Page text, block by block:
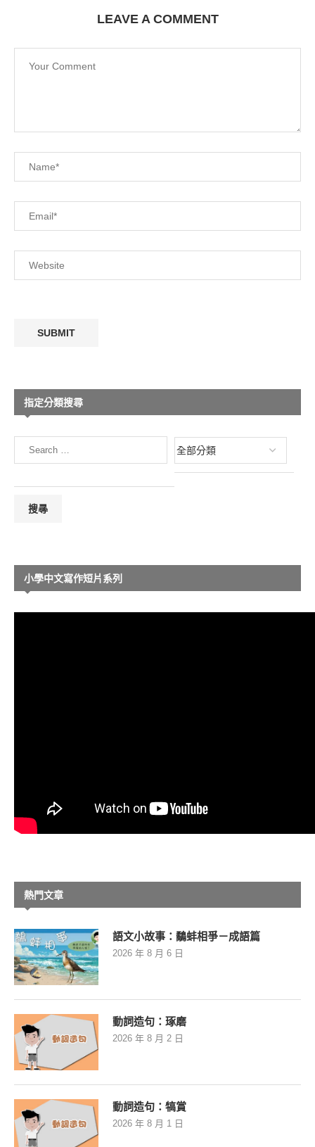
LEAVE A COMMENT
指定分類搜尋
小學中文寫作短片系列
熱門文章
語文小故事：鷸蚌相爭－成語篇
2026 年 8 月 6 日
動詞造句：琢磨
2026 年 8 月 2 日
動詞造句：犒賞
2026 年 8 月 1 日